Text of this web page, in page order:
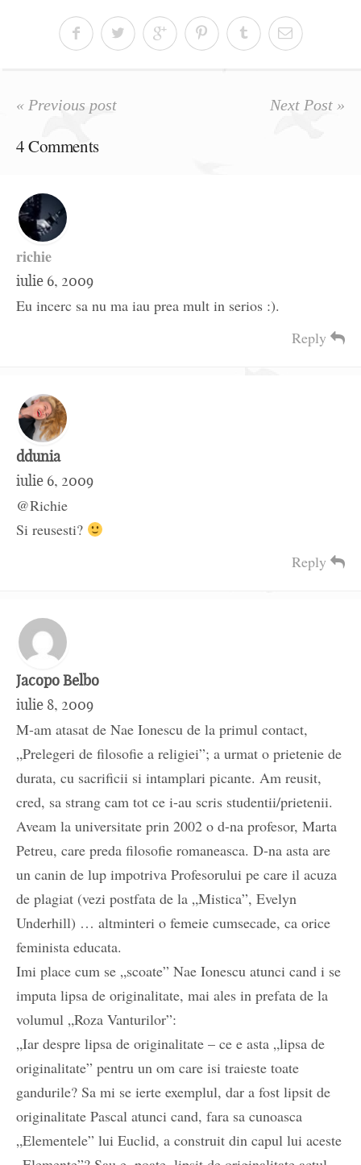
« Previous post Next Post »
4 Comments
richie
iulie 6, 2009
Eu incerc sa nu ma iau prea mult in serios :).
Reply
ddunia
iulie 6, 2009
@Richie
Si reusesti?
Reply
Jacopo Belbo
iulie 8, 2009
M-am atasat de Nae Ionescu de la primul contact,
„Prelegeri de filosofie a religiei”; a urmat o prietenie de
durata, cu sacrificii si intamplari picante. Am reusit,
cred, sa strang cam tot ce i-au scris studentii/prietenii.
Aveam la universitate prin 2002 o d-na profesor, Marta
Petreu, care preda filosofie romaneasca. D-na asta are
un canin de lup impotriva Profesorului pe care il acuza
de plagiat (vezi postfata de la „Mistica”, Evelyn
Underhill) … altminteri o femeie cumsecade, ca orice
feminista educata.
Imi place cum se „scoate” Nae Ionescu atunci cand i se
imputa lipsa de originalitate, mai ales in prefata de la
volumul „Roza Vanturilor”:
„Iar despre lipsa de originalitate – ce e asta „lipsa de
originalitate” pentru un om care isi traieste toate
gandurile? Sa mi se ierte exemplul, dar a fost lipsit de
originalitate Pascal atunci cand, fara sa cunoasca
„Elementele” lui Euclid, a construit din capul lui aceste